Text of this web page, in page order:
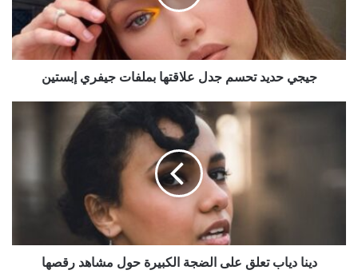
إبستين
جيجي حديد تحسم جدل علاقتها بملفات جيفري إبستين
رقصها
دينا دياب تعلق على الضجة الكبيرة حول مشاهد رقصها